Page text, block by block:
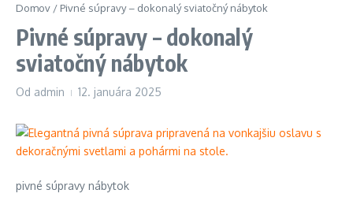
Domov / Pivné súpravy – dokonalý sviatočný nábytok
Pivné súpravy – dokonalý
sviatočný nábytok
Od admin 12. januára 2025
pivné súpravy nábytok